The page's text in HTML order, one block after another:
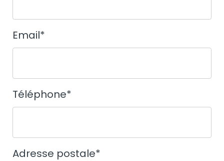
Email*
Téléphone*
Adresse postale*